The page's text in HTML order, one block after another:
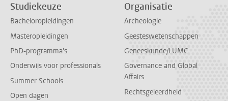
Studiekeuze
Bacheloropleidingen
Masteropleidingen
PhD-programma's
Onderwijs voor professionals
Summer Schools
Open dagen
Organisatie
Archeologie
Geesteswetenschappen
Geneeskunde/LUMC
Governance and Global
Affairs
Rechtsgeleerdheid